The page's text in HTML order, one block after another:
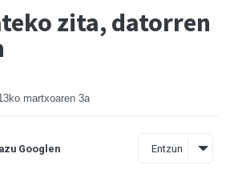
zita, datorren
martxoaren 3a
Googlen Entzun